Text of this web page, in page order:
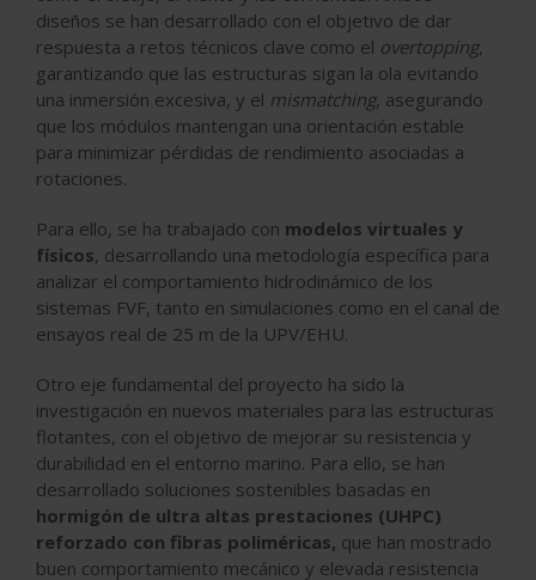
diseños se han desarrollado con el objetivo de dar
respuesta a retos técnicos clave como el overtopping,
garantizando que las estructuras sigan la ola evitando
una inmersión excesiva, y el mismatching, asegurando
que los módulos mantengan una orientación estable
para minimizar pérdidas de rendimiento asociadas a
rotaciones.
Para ello, se ha trabajado con modelos virtuales y
físicos, desarrollando una metodología específica para
analizar el comportamiento hidrodinámico de los
sistemas FVF, tanto en simulaciones como en el canal de
ensayos real de 25 m de la UPV/EHU.
Otro eje fundamental del proyecto ha sido la
investigación en nuevos materiales para las estructuras
flotantes, con el objetivo de mejorar su resistencia y
durabilidad en el entorno marino. Para ello, se han
desarrollado soluciones sostenibles basadas en
hormigón de ultra altas prestaciones (UHPC)
reforzado con fibras poliméricas, que han mostrado
buen comportamiento mecánico y elevada resistencia